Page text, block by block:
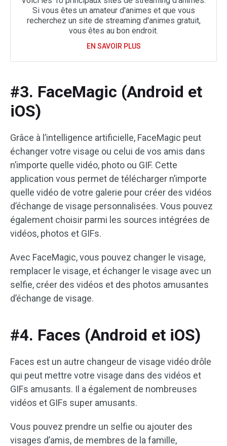
Si vous êtes un amateur d'animes et que vous
recherchez un site de streaming d'animes gratuit,
vous êtes au bon endroit.
EN SAVOIR PLUS
#3. FaceMagic (Android et
iOS)
Grâce à l’intelligence artificielle, FaceMagic peut
échanger votre visage ou celui de vos amis dans
n’importe quelle vidéo, photo ou GIF. Cette
application vous permet de télécharger n’importe
quelle vidéo de votre galerie pour créer des vidéos
d’échange de visage personnalisées. Vous pouvez
également choisir parmi les sources intégrées de
vidéos, photos et GIFs.
Avec FaceMagic, vous pouvez changer le visage,
remplacer le visage, et échanger le visage avec un
selfie, créer des vidéos et des photos amusantes
d’échange de visage.
#4. Faces (Android et iOS)
Faces est un autre changeur de visage vidéo drôle
qui peut mettre votre visage dans des vidéos et
GIFs amusants. Il a également de nombreuses
vidéos et GIFs super amusants.
Vous pouvez prendre un selfie ou ajouter des
visages d’amis, de membres de la famille,